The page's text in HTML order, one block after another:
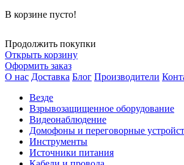
В корзине пусто!
Продолжить покупки
Открыть корзину
Оформить заказ
О нас Доставка Блог Производители
Везде
Взрывозащищенное оборудование
Видеонаблюдение
Домофоны и переговорные
Инструменты
Источники питания